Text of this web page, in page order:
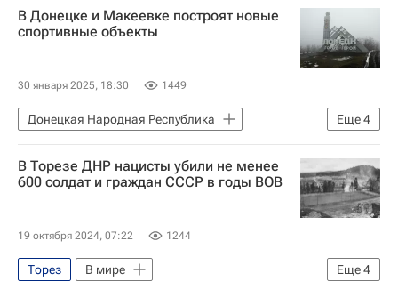
В Донецке и Макеевке построят новые
спортивные объекты
30 января 2025, 18:30 1449
Еще4
Донецкая Народная Республика
Денис Пушилин
Владимир Путин
Спорт
Вокруг спорта
В Торезе ДНР нацисты убили не менее
600 солдат и граждан СССР в годы ВОВ
19 октября 2024, 07:22 1244
Еще4
Торез
В мире